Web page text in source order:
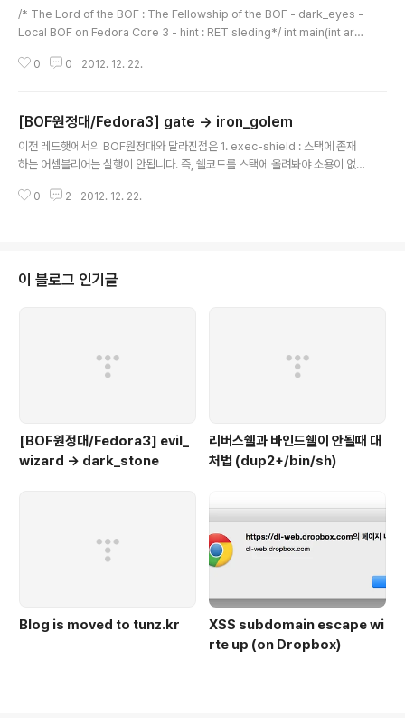
/* The Lord of the BOF : The Fellowship of the BOF - dark_eyes -
Local BOF on Fedora Core 3 - hint : RET sleding*/ int main(int arg
printf("argv error\n"); exit(0); } // save sfp memcpy(saved_sfp, bu
0 0 2012. 12. 22.
[BOF원정대/Fedora3] gate -> iron_golem
이전 레드햇에서의 BOF원정대와 달라진점은 1. exec-shield : 스택에 존재
하는 어셈블리어는 실행이 안됩니다. 즉, 쉘코드를 스택에 올려봐야 소용이 없
으로 점프하기도 쉽지 않습니다. 3. 00 으로 시작되는 라이브러리 주소: 00(N
T부분을 execl의 argument로서 사용할것입니다. 좀더 풀어서 설명하자면,
execl의 argument는 다음과 같습니다.execl(실행할 파일 ..
0 2 2012. 12. 22.
이 블로그 인기글
[BOF원정대/Fedora3] evil_
wizard -> dark_stone
리버스쉘과 바인드쉘이 안될때 대
처법 (dup2+/bin/sh)
Blog is moved to tunz.kr
XSS subdomain escape wi
rte up (on Dropbox)